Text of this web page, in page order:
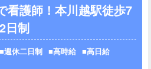
看護師！本川越駅徒歩7
日制
週休二日制 高時給
高日給